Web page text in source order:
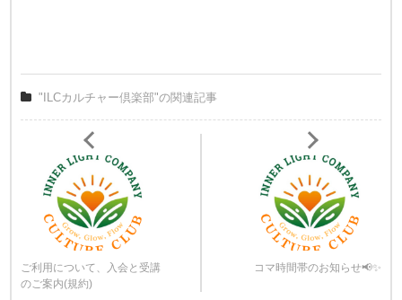
"ILCカルチャー倶楽部"の関連記事
ご利用について、入会と受講
のご案内(規約)
コマ時間帯のお知らせ📢✨